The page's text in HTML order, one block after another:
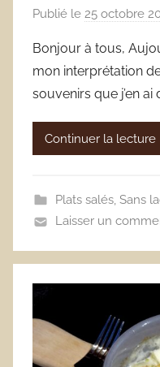
Publié le 25 octobre
Bonjour à tous,
mon interprétation
souvenirs que j’en ai
Continuer la lecture
Plats salés, Sans
Laisser un